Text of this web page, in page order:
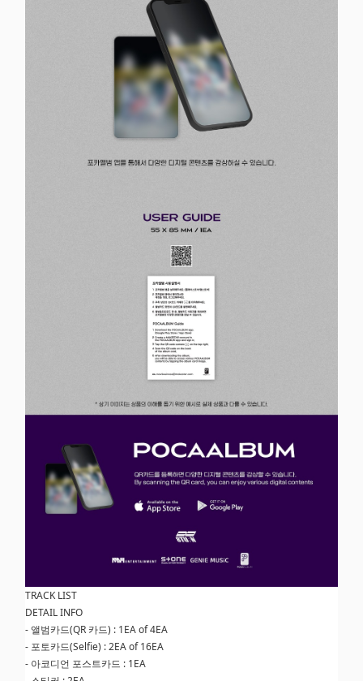
TRACK LIST
DETAIL INFO
- 앨범카드(QR 카드) : 1EA of 4EA
- 포토카드(Selfie) : 2EA of 16EA
- 아코디언 포스트카드 : 1EA